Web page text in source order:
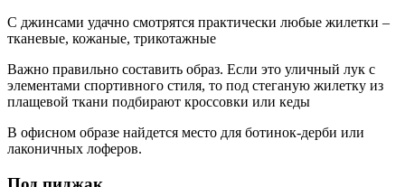
С джинсами удачно смотрятся практически любые жилетки –
тканевые, кожаные, трикотажные
Важно правильно составить образ. Если это уличный лук с
элементами спортивного стиля, то под стеганую жилетку из
плащевой ткани подбирают кроссовки или кеды
В офисном образе найдется место для ботинок-дерби или
лаконичных лоферов.